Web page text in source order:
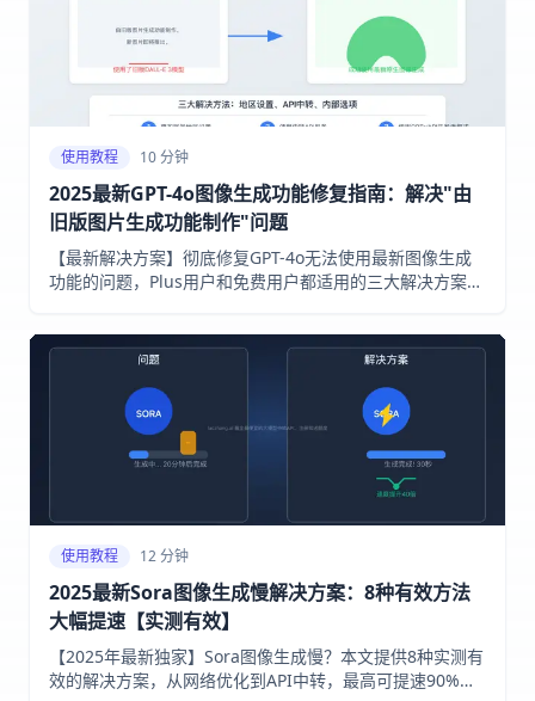
使用教程 10 分钟
2025最新GPT-4o图像生成功能修复指南：解决"由
旧版图片生成功能制作"问题
【最新解决方案】彻底修复GPT-4o无法使用最新图像生成
功能的问题，Plus用户和免费用户都适用的三大解决方案。
最强大的原生图像生成能力！
使用教程 12 分钟
2025最新Sora图像生成慢解决方案：8种有效方法
大幅提速【实测有效】
【2025年最新独家】Sora图像生成慢？本文提供8种实测有
效的解决方案，从网络优化到API中转，最高可提速90%！